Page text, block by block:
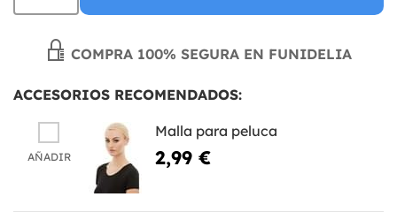
COMPRA 100% SEGURA EN FUNIDELIA
ACCESORIOS RECOMENDADOS:
AÑADIR
Malla para peluca
2,99 €